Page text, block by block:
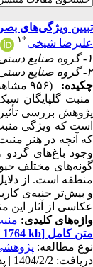
تبیین ویژگی‌‌‌های
علیرضا شیخی*۱
۱- گروه صنایع دستی، دانشکده‌ هنرهای کابردی، دانشگاه هنر ایران، تهران، ایران ،
۲- گروه صنایع دستی، دانشکده‌ هنرهای کابردی، دانشگاه هنر ایران، تهران، ایران
چکیده:
(۹۵۶ مشاهده)
منبت گلپایگان
پژوهش بررسی
است که ویژگی
که آنچه در هنر
وجود باغ‌های
گونه‌های مختلف
منطقه است. از
و بیش‌تر جنبه‌ی
عکاسی از آثار
واژه‌های کلیدی:
متن کامل [PDF 1764 kb]
نوع مطالعه:
دریافت: 1404/2/2 | پذیرش: 1404/9/23 | انتشار: 1404/10/9